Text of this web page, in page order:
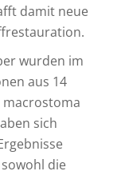
damit neue
wurden im
aus 14
sich
die